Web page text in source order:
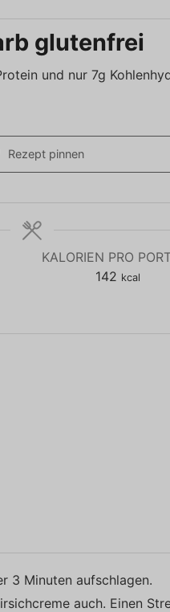
glutenfrei
und nur 7g
Rezept pinnen
KALORIEN PRO
142 kcal
3 Minuten aufschlagen.
auch. Einen